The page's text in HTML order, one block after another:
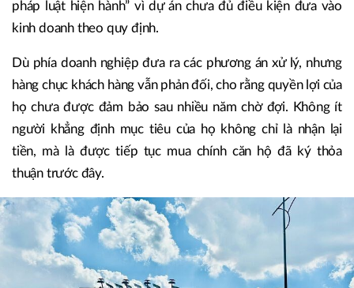
pháp luật hiện hành” vì dự án chưa đủ điều kiện đưa vào
kinh doanh theo quy định.
Dù phía doanh nghiệp đưa ra các phương án xử lý, nhưng
hàng chục khách hàng vẫn phản đối, cho rằng quyền lợi của
họ chưa được đảm bảo sau nhiều năm chờ đợi. Không ít
người khẳng định mục tiêu của họ không chỉ là nhận lại
tiền, mà là được tiếp tục mua chính căn hộ đã ký thỏa
thuận trước đây.